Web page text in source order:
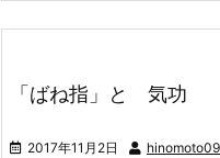
「ばね指」と 気功
2017年11月2日 hinomoto09